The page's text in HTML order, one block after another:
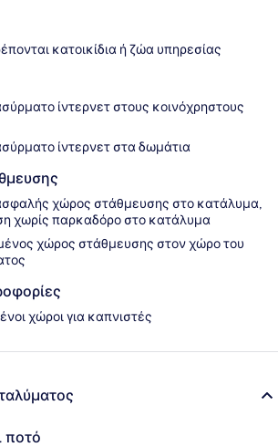
κατοικίδια ή ζώα υπηρεσίας
ίντερνετ στους κοινόχρηστους
ίντερνετ στα δωμάτια
χώρος στάθμευσης στο κατάλυμα,
χωρίς παρκαδόρο στο κατάλυμα
χώρος στάθμευσης στον χώρο του
χώροι για καπνιστές
ποτό